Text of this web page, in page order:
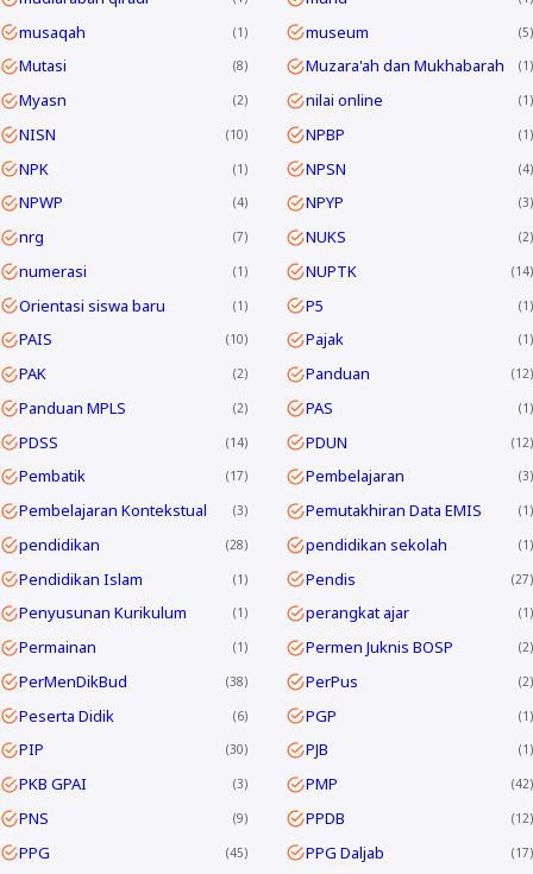
musaqah 1 museum 5
Mutasi 8 Muzara'ah dan Mukhabarah 1
Myasn 2 nilai online 1
NISN 10 NPBP 1
NPK 1 NPSN 4
NPWP 4 NPYP 3
nrg 7 NUKS 2
numerasi 1 NUPTK 14
Orientasi siswa baru 1 P5 1
PAIS 10 Pajak 1
PAK 2 Panduan 12
Panduan MPLS 2 PAS 1
PDSS 14 PDUN 12
Pembatik 17 Pembelajaran 3
Pembelajaran Kontekstual 3 Pemutakhiran Data EMIS 1
pendidikan 28 pendidikan sekolah 1
Pendidikan Islam 1 Pendis 27
Penyusunan Kurikulum 1 perangkat ajar 1
Permainan 1 Permen Juknis BOSP 2
PerMenDikBud 38 PerPus 2
Peserta Didik 6 PGP 1
PIP 30 PJB 1
PKB GPAI 3 PMP 42
PNS 9 PPDB 12
PPG 45 PPG Daljab 17